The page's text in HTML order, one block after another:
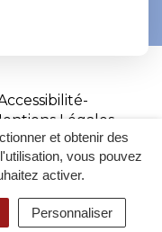
et obtenir des
vous pouvez
activer.
Personnaliser
ACCESSIBILITÉ
Légales